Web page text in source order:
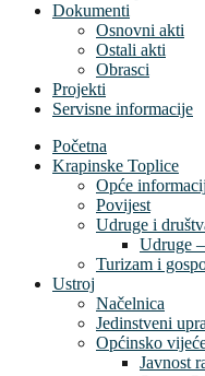
Dokumenti
Osnovni akti
Ostali akti
Obrasci
Projekti
Servisne informacije
Početna
Krapinske Toplice
Opće
Povijest
Udruge i
Udruge
Turizam i
Ustroj
Načelnica
Jedinstveni
Općinsko
Javnost